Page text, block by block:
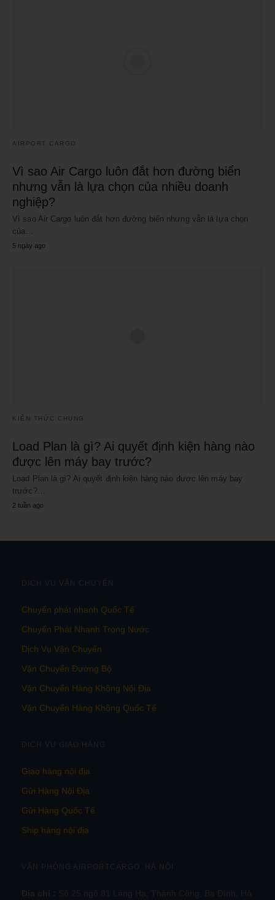
AIRPORT CARGO
Vì sao Air Cargo luôn đắt hơn đường biển
nhưng vẫn là lựa chọn của nhiều doanh
nghiệp?
Vì sao Air Cargo luôn đắt hơn đường biển nhưng vẫn là lựa chọn
của…
5 ngày ago
KIẾN THỨC CHUNG
Load Plan là gì? Ai quyết định kiện hàng nào
được lên máy bay trước?
Load Plan là gì? Ai quyết định kiện hàng nào được lên máy bay
trước?…
2 tuần ago
DỊCH VỤ VẬN CHUYỂN
Chuyển phát nhanh Quốc Tế
Chuyển Phát Nhanh Trong Nước
Dịch Vụ Vận Chuyển
Vận Chuyển Đường Bộ
Vận Chuyển Hàng Không Nội Địa
Vận Chuyển Hàng Không Quốc Tế
DỊCH VỤ GIAO HÀNG
Giao hàng nội địa
Gửi Hàng Nội Địa
Gửi Hàng Quốc Tế
Ship hàng nội địa
VĂN PHÒNG AIRPORTCARGO HÀ NỘI